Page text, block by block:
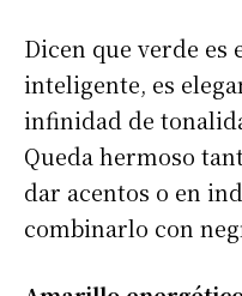
Dicen que verde es
inteligente, es
infinidad de
Queda hermoso
dar acentos o en
combinarlo con